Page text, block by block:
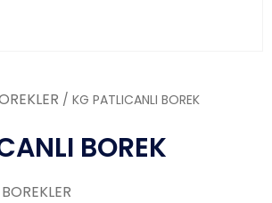
/ KG PATLICANLI BOREK
BOREK